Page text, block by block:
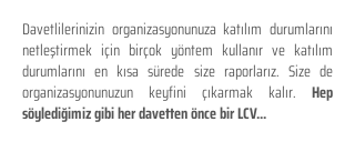
Davetlilerinizin organizasyonunuza katılım durumlarını
netleştirmek için birçok yöntem kullanır ve katılım
durumlarını en kısa sürede size raporlarız. Size de
organizasyonunuzun keyfini çıkarmak kalır. Hep
söylediğimiz gibi her davetten önce bir LCV...